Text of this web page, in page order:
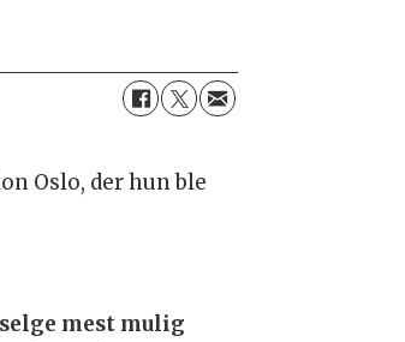
Oslo, der hun ble
mest mulig